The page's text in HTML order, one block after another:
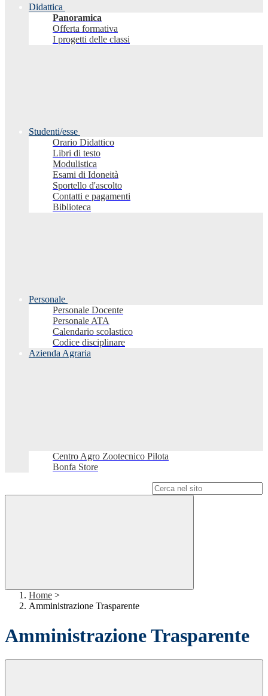
Didattica
Panoramica
Offerta formativa
I progetti delle classi
Studenti/esse
Orario Didattico
Libri di testo
Modulistica
Esami di Idoneità
Sportello d'ascolto
Contatti e pagamenti
Biblioteca
Personale
Personale Docente
Personale ATA
Calendario scolastico
Codice disciplinare
Azienda Agraria
Centro Agro Zootecnico Pilota
Bonfa Store
Home >
Amministrazione Trasparente
Amministrazione Trasparente